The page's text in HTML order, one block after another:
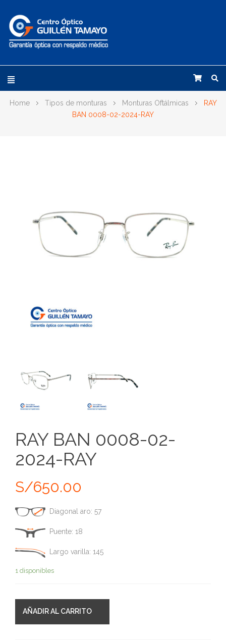
Home Tipos de monturas Monturas Oftálmicas
RAY
BAN 0008-02-2024-RAY
RAY BAN 0008-02-
2024-RAY
S/650.00
Diagonal aro: 57
Puente: 18
Largo varilla: 145
1 disponibles
AÑADIR AL CARRITO